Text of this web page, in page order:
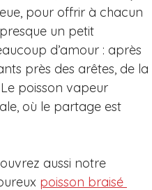
pour offrir à chacun
un petit
d’amour : après
près des arêtes, de la
poisson vapeur
où le partage est
aussi notre
poisson braisé